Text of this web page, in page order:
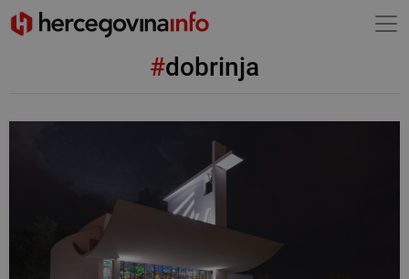
#dobrinja